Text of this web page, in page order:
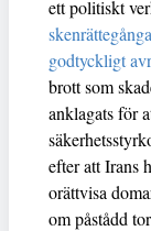
ett politiskt
godtyckligt
brott som
anklagats för
efter att Irans
orättvisa
om påstådd